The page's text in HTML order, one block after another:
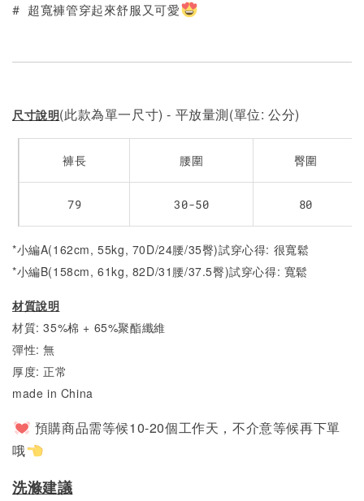
# 超寬褲管穿起來舒服又可愛
尺寸說明(此款為單一尺寸) - 平放量測(單位: 公分)
褲長 腰圍 臀圍
79 30-50 80
*小編A(162cm, 55kg, 70D/24腰/35臀)試穿心得: 很寬鬆
*小編B(158cm, 61kg, 82D/31腰/37.5臀)試穿心得: 寬鬆
材質說明
材質: 35%棉 + 65%聚酯纖維
彈性: 無
厚度: 正常
made in China
預購商品需等候10-20個工作天，不介意等候再下單
哦
洗滌建議